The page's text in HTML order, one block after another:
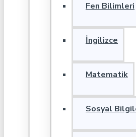
Fen Bilimleri
İngilizce
Matematik
Sosyal